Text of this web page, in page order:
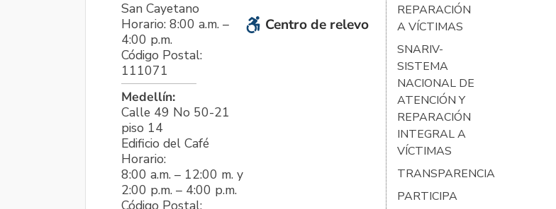
San Cayetano
Horario: 8:00 a.m. –
4:00 p.m.
Código Postal:
111071
Medellín:
Calle 49 No 50-21
piso 14
Edificio del Café
Horario:
8:00 a.m. – 12:00 m. y
2:00 p.m. – 4:00 p.m.
Centro de relevo
REPARACIÓN
A VÍCTIMAS
SNARIV-
SISTEMA
NACIONAL DE
ATENCIÓN Y
REPARACIÓN
INTEGRAL A
VÍCTIMAS
TRANSPARENCIA
PARTICIPA